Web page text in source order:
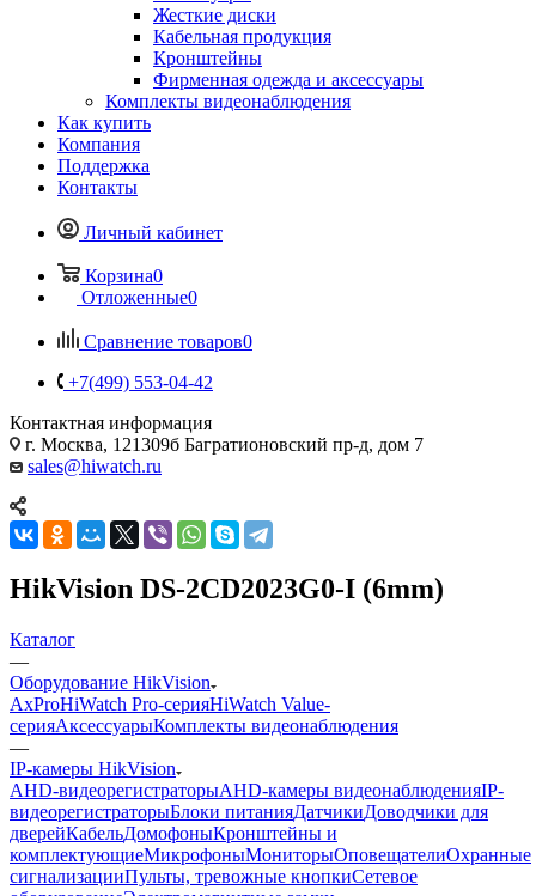
Жесткие диски
Кабельная продукция
Кронштейны
Фирменная одежда и аксессуары
Комплекты видеонаблюдения
Как купить
Компания
Поддержка
Контакты
Личный кабинет
Корзина0
Отложенные0
Сравнение товаров0
+7(499) 553-04-42
Контактная информация
г. Москва, 121309б Багратионовский пр-д, дом 7
sales@hiwatch.ru
HikVision DS-2CD2023G0-I (6mm)
Каталог
—
Оборудование HikVision
AxProHiWatch Pro-серияHiWatch Value-
серияАксессуарыКомплекты видеонаблюдения
—
IP-камеры HikVision
AHD-видеорегистраторыAHD-камеры видеонаблюденияIP-
видеорегистраторыБлоки питанияДатчикиДоводчики для
дверейКабельДомофоныКронштейны и
комплектующиеМикрофоныМониторыОповещателиОхранные
сигнализацииПульты, тревожные кнопкиСетевое